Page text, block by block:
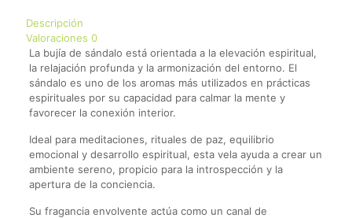
Descripción
Valoraciones 0
La bujía de sándalo está orientada a la elevación espiritual,
la relajación profunda y la armonización del entorno. El
sándalo es uno de los aromas más utilizados en prácticas
espirituales por su capacidad para calmar la mente y
favorecer la conexión interior.
Ideal para meditaciones, rituales de paz, equilibrio
emocional y desarrollo espiritual, esta vela ayuda a crear un
ambiente sereno, propicio para la introspección y la
apertura de la conciencia.
Su fragancia envolvente actúa como un canal de